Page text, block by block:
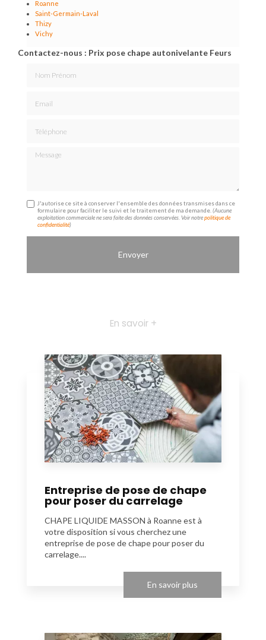
Roanne
Saint-Germain-Laval
Thizy
Vichy
Contactez-nous : Prix pose chape autonivelante Feurs
Message
J'autorise ce site à conserver l'ensemble des données transmises dans ce
formulaire pour faciliter le suivi et le traitement de ma demande.(Aucune
exploitation commerciale ne sera faite des données conservées. Voir notrepolitique de
confidentialité)
En savoir +
Entreprise de pose de chape
pour poser du carrelage
CHAPE LIQUIDE MASSON à Roanne est à
votre disposition si vous cherchez une
entreprise de pose de chape pour poser du
carrelage....
En savoir plus